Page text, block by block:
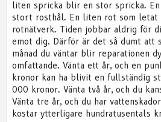
liten spricka blir en stor spricka.
stort rosthål. En liten rot som
rotnätverk. Tiden jobbar aldrig för
emot dig. Därför är det så dumt att
månad du väntar blir reparationen
omfattande. Vänta ett år, och en
kronor kan ha blivit en fullständig
000 kronor. Vänta två år, och du
Vänta tre år, och du har
kostar ytterligare hundratusentals